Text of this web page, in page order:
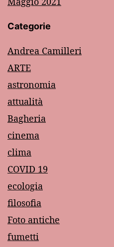
Categorie
Andrea Camilleri
ARTE
astronomia
attualità
Bagheria
cinema
clima
COVID 19
ecologia
filosofia
Foto antiche
fumetti